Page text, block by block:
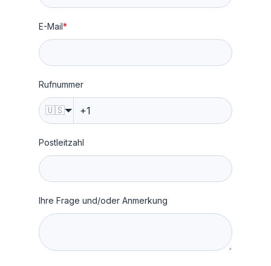
E-Mail*
Rufnummer
🇺🇸
Postleitzahl
Ihre Frage und/oder Anmerkung